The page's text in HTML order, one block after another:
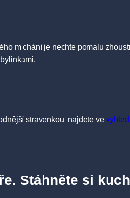
míchání je nechte pomalu
stravenkou, najdete ve
Stáhněte si